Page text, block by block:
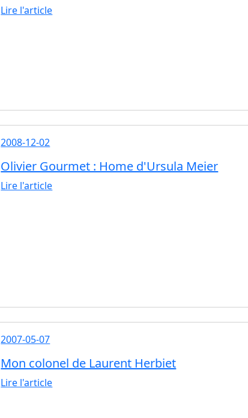
Lire l'article
2008-12-02
Olivier Gourmet : Home d'Ursula Meier
Lire l'article
2007-05-07
Mon colonel de Laurent Herbiet
Lire l'article